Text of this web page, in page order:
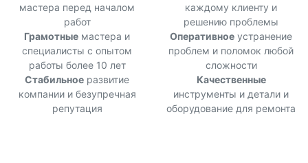
мастера перед началом
работ
каждому клиенту и
решению проблемы
Грамотные мастера и
специалисты с опытом
работы более 10 лет
Оперативное устранение
проблем и поломок любой
сложности
Стабильное развитие
компании и безупречная
репутация
Качественные
инструменты и детали и
оборудование для ремонта